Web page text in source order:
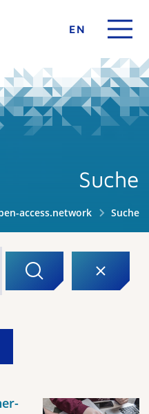
EN
Suche
access.network Suche